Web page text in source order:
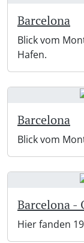
Barcelona
Blick vom
Hafen.
Barcelona
Blick vom
Barcelona -
Hier fanden